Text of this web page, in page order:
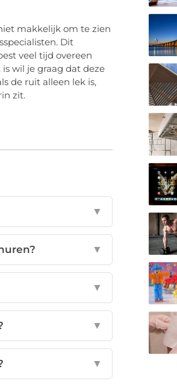
makkelijk om te zien
Dit
veel tijd overeen
wil je graag dat deze
de ruit alleen lek is,
zit.
▼
▼
▼
▼
▼